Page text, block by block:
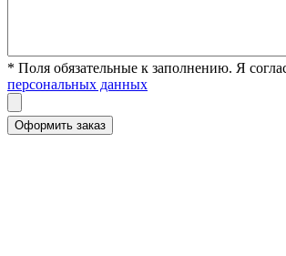
* Поля обязательные к заполнению. Я
персональных данных